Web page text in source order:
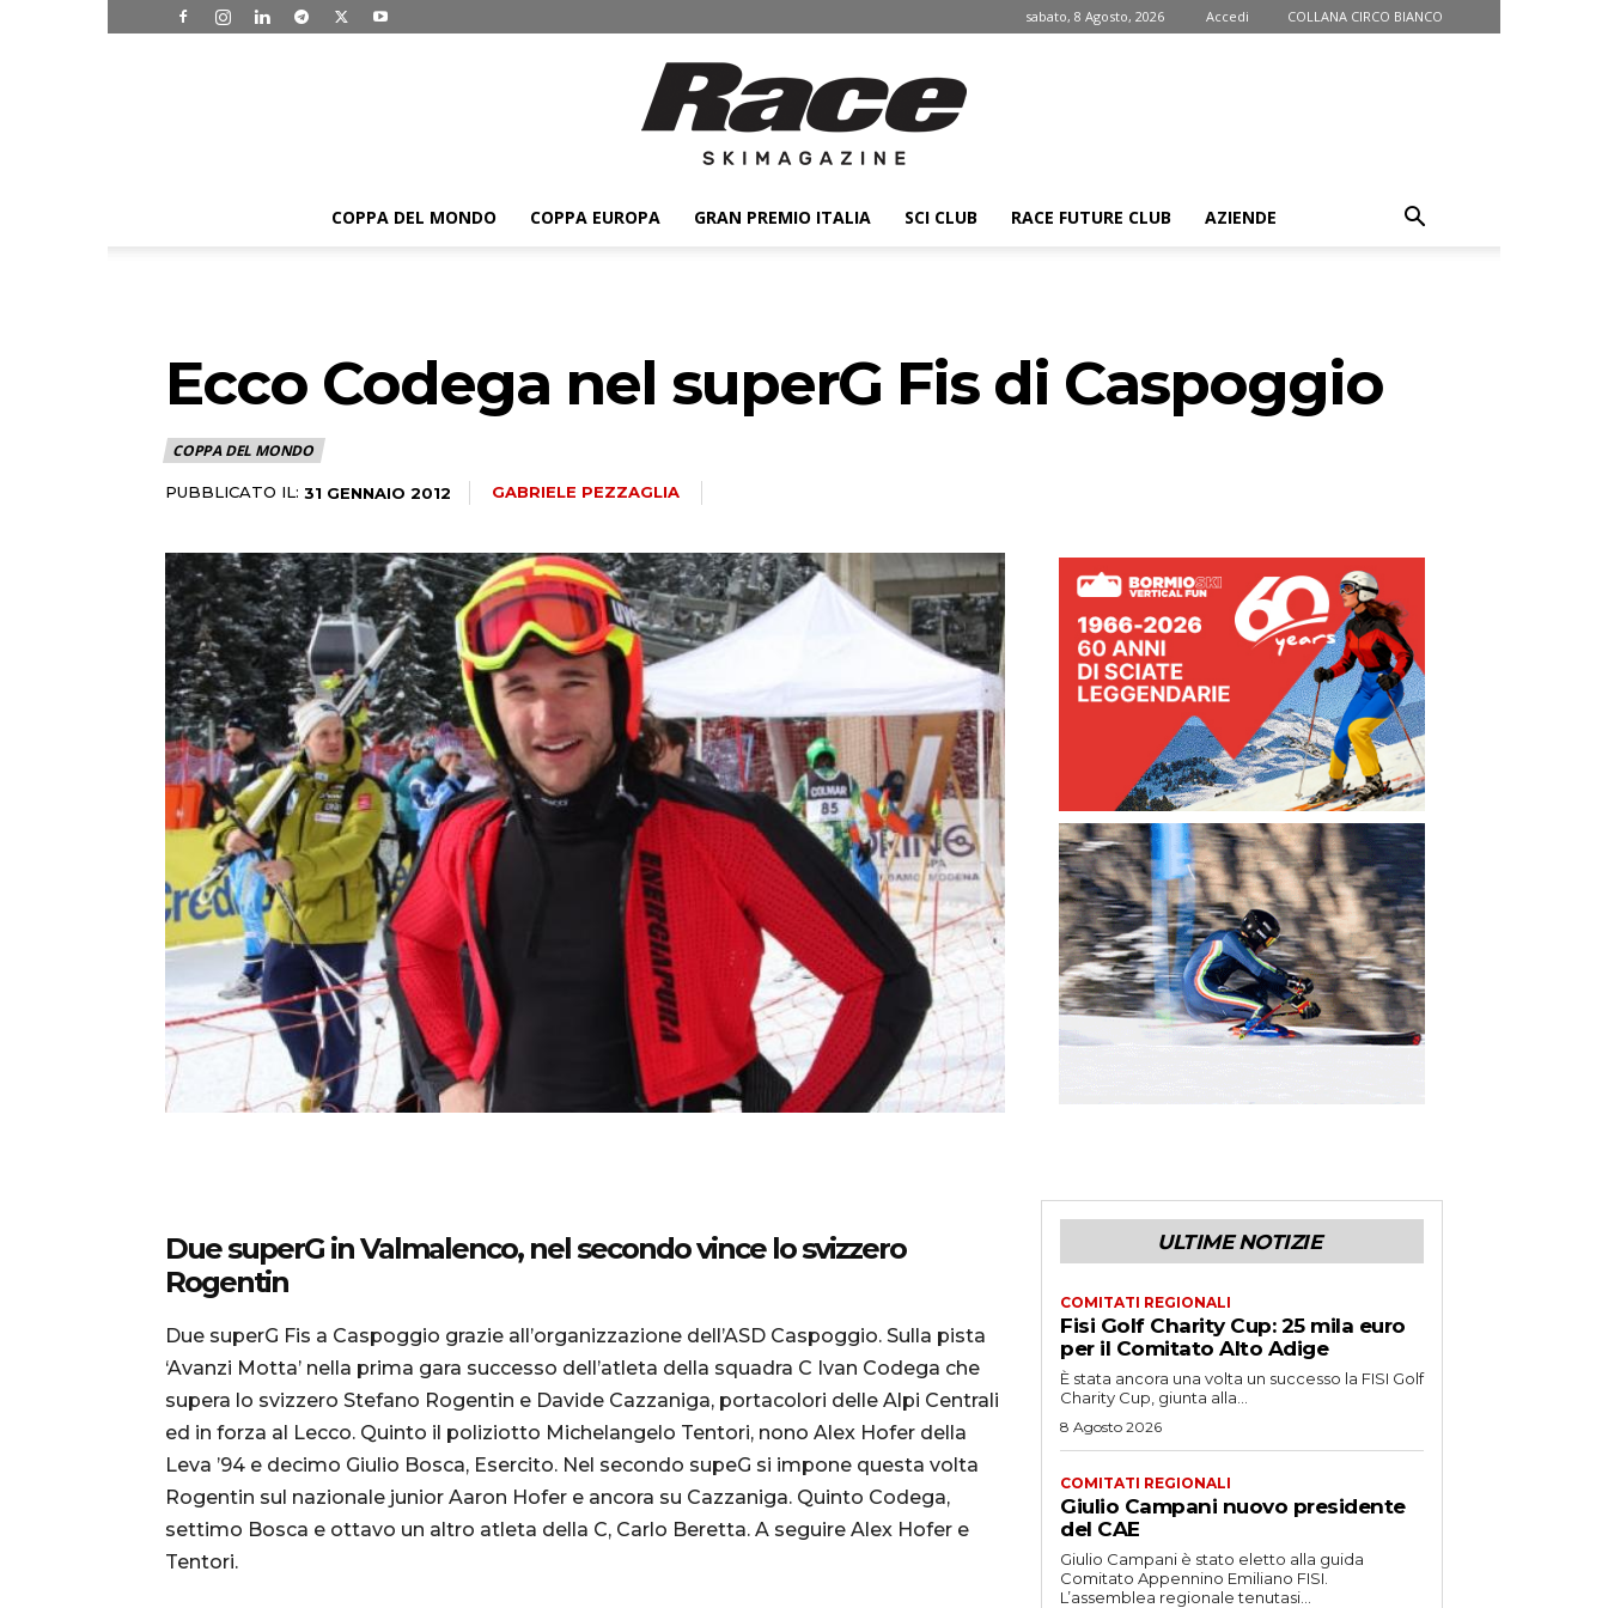
sabato, 8 Agosto, 2026 Accedi COLLANA CIRCO BIANCO
ski
magazine
COPPA DEL MONDO COPPA EUROPA GRAN PREMIO ITALIA SCI CLUB RACE FUTURE CLUB AZIENDE
Ecco Codega nel superG Fis di Caspoggio
COPPA DEL MONDO
PUBBLICATO IL: 31 GENNAIO 2012 GABRIELE PEZZAGLIA
Due superG in Valmalenco, nel secondo vince lo svizzero
Rogentin
Due superG Fis a Caspoggio grazie all’organizzazione dell’ASD Caspoggio. Sulla pista
‘Avanzi Motta’ nella prima gara successo dell’atleta della squadra C Ivan Codega che
supera lo svizzero Stefano Rogentin e Davide Cazzaniga, portacolori delle Alpi Centrali
ed in forza al Lecco. Quinto il poliziotto Michelangelo Tentori, nono Alex Hofer della
Leva ’94 e decimo Giulio Bosca, Esercito. Nel secondo supeG si impone questa volta
Rogentin sul nazionale junior Aaron Hofer e ancora su Cazzaniga. Quinto Codega,
settimo Bosca e ottavo un altro atleta della C, Carlo Beretta. A seguire Alex Hofer e
Tentori.
ULTIME NOTIZIE
COMITATI REGIONALI
Fisi Golf Charity Cup: 25 mila euro
per il Comitato Alto Adige
È stata ancora una volta un successo la FISI Golf
Charity Cup, giunta alla...
8 Agosto 2026
COMITATI REGIONALI
Giulio Campani nuovo presidente
del CAE
Giulio Campani è stato eletto alla guida
Comitato Appennino Emiliano FISI.
L’assemblea regionale tenutasi...